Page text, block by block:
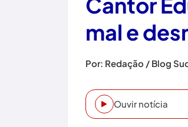
mal e
Por: Redação / Blog
Ouvir notícia